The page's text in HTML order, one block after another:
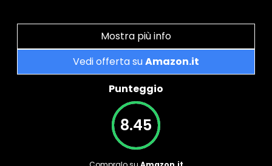
Mostra più info
Vedi offerta suAmazon.it
Punteggio
8.45